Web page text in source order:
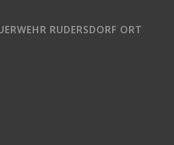
RUDERSDORF ORT